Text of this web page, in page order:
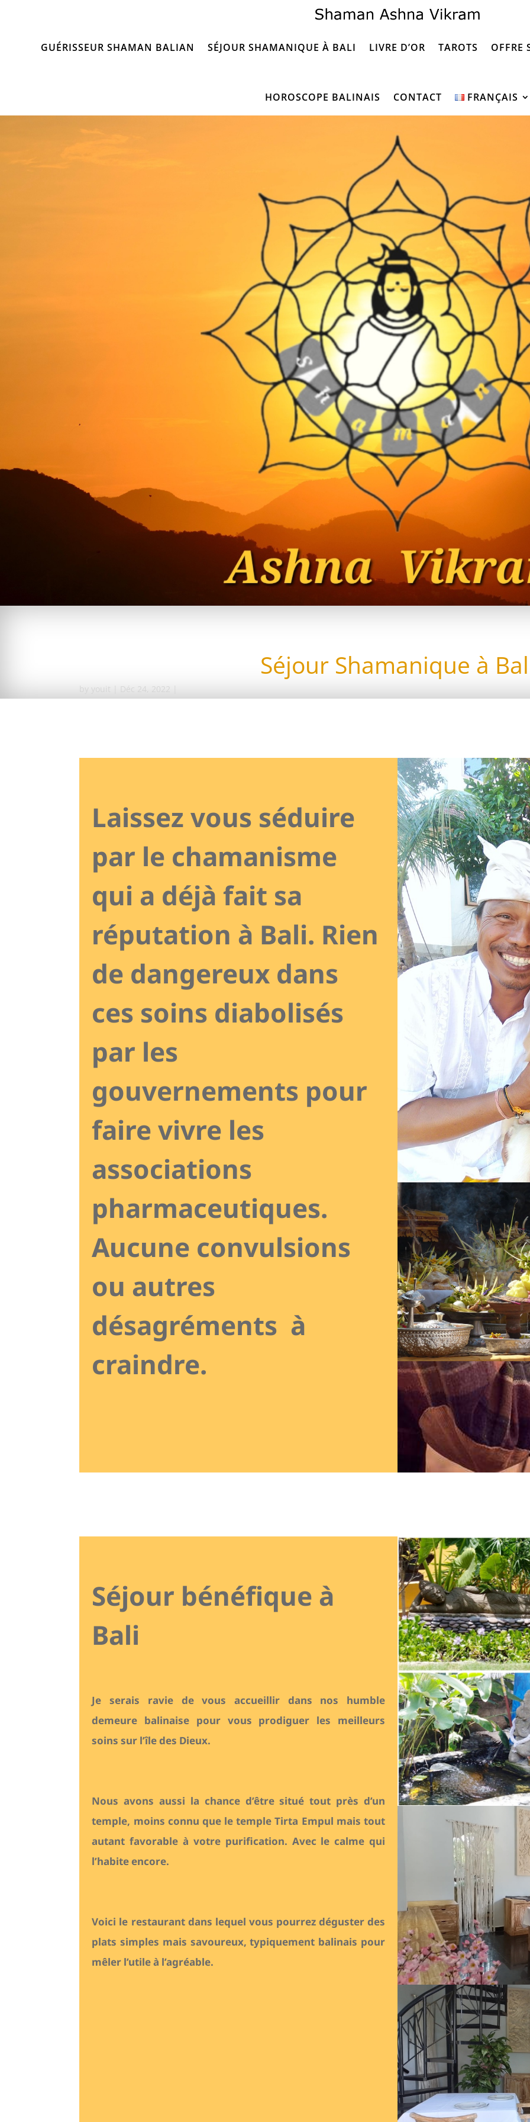
GUÉRISSEUR SHAMAN BALIAN SÉJOUR SHAMANIQUE À BALI LIVRE D’OR TAROTS OFFRE
HOROSCOPE BALINAIS CONTACT FRANÇAIS
Séjour Shamanique à
by youit Déc 24, 2022
Laissez vous séduire
par le chamanisme
qui a déjà fait sa
réputation à Bali. Rien
de dangereux dans
ces soins diabolisés
par les
gouvernements pour
faire vivre les
associations
pharmaceutiques.
Aucune convulsions
ou autres
désagréments à
craindre.
Séjour bénéfique à
Bali
Je serais ravie de vous accueillir dans nos humble
demeure balinaise pour vous prodiguer les meilleurs
soins sur l’île des Dieux.
Nous avons aussi la chance d’être situé tout près d’un
temple, moins connu que le temple Tirta Empul mais tout
autant favorable à votre purification. Avec le calme qui
l’habite encore.
Voici le restaurant dans lequel vous pourrez déguster des
plats simples mais savoureux, typiquement balinais pour
mêler l’utile à l’agréable.